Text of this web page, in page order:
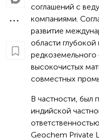
соглашений с
компаниями.
развитие
области
редкоземельного
высокочистых
совместных
В частности, был
индийской
Geochem Private